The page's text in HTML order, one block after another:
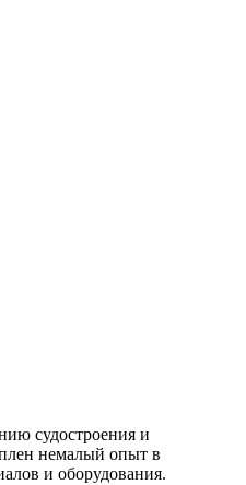
судостроения и
немалый опыт в
и оборудования.